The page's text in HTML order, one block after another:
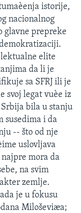
istorije,
nacionalnog
glavne prepreke
elite
da li je
sa SFRJ ili je
svoj legat vuèe iz
bila u stanju
susedima i da
-- što od nje
uslovljava
mora da
na svim
zemlje.
je u fokusu
Miloševiæa;